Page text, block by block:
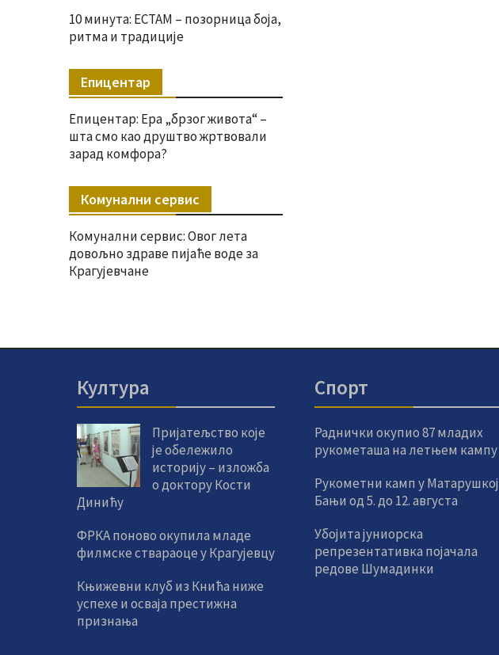
10 минута: ЕСТАМ – позорница боја,
ритма и традиције
Епицентар
Епицентар: Ера „брзог живота“ –
шта смо као друштво жртвовали
зарад комфора?
Комунални сервис
Комунални сервис: Овог лета
довољно здраве пијаће воде за
Крагујевчане
Култура
Пријатељство које
је обележило
историју – изложба
о доктору Кости
Динићу
ФРКА поново окупила младе
филмске ствараоце у Крагујевцу
Књижевни клуб из Кнића ниже
успехе и осваја престижна
признања
Спорт
Раднички окупио 87 младих
рукометаша на летњем кампу
Рукометни камп у Матарушкој
Бањи од 5. до 12. августа
Убојита јуниорска
репрезентативка појачала
редове Шумадинки